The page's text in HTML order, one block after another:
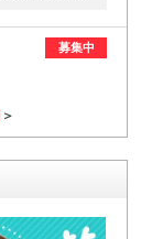
募集中
＞